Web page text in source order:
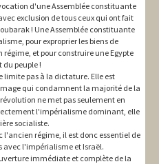
d'une Assemblée constituante
exclusion de tous ceux qui ont fait
! Une Assemblée constituante
pour exproprier les biens de
et pour construire une Egypte
du peuple !
limite pas à la dictature. Elle est
qui condamnent la majorité de la
ne met pas seulement en
l'impérialisme dominant, elle
socialiste.
régime, il est donc essentiel de
avec l'impérialisme et Israël.
immédiate et complète de la